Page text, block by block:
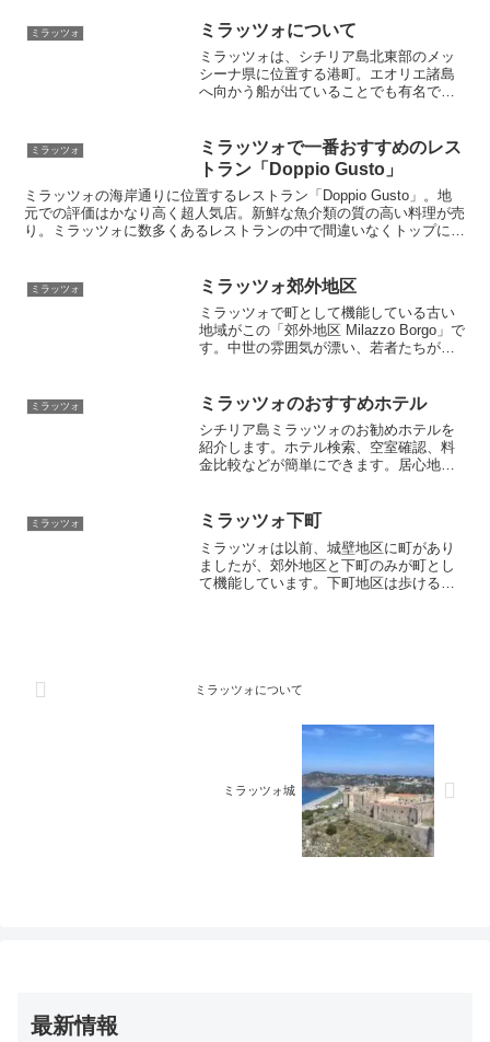
ある建造物はやはりイタリアならではで
存分に楽しんでください。
ミラッツォ ミラッツォについて
ミラッツォは、シチリア島北東部のメッ
シーナ県に位置する港町。エオリエ諸島
へ向かう船が出ていることでも有名で、
まだあまり馴染みはないかもしれません
がヨーロッパでは有名な観光地です。シ
チリア在住の日本人スタッフが個人ツア
ーも開催しています。
ミラッツォ
ミラッツォで一番おすすめのレス
トラン「Doppio Gusto」
ミラッツォの海岸通りに位置するレストラン「Doppio Gusto」。地
元での評価はかなり高く超人気店。新鮮な魚介類の質の高い料理が売
り。ミラッツォに数多くあるレストランの中で間違いなくトップに挙
ミラッツォ ミラッツォ郊外地区
ミラッツォで町として機能している古い
地域がこの「郊外地区 Milazzo Borgo」で
す。中世の雰囲気が漂い、若者たちが週
バールやパブの外で語り合う地元民や観
光客で一杯になり、活気溢れます。夜景
も美しいのでぜひ夜も観光してみてくだ
さい。
ミラッツォ ミラッツォのおすすめホテル
シチリア島ミラッツォのお勧めホテルを
紹介します。ホテル検索、空室確認、料
金比較などが簡単にできます。居心地が
ア在住者が教えます！
ミラッツォ ミラッツォ下町
ミラッツォは以前、城壁地区に町があり
ましたが、郊外地区と下町のみが町とし
て機能しています。下町地区は歩ける広
しい町です。
ミラッツォについて
ミラッツォ城
最新情報